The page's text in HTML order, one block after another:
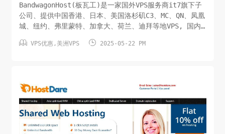
BandwagonHost(板瓦工)是一家国外VPS服务商it7旗下子
公司、提供中国香港、日本、美国洛杉矶C3、MC、QN、凤凰
城、纽约、弗里蒙特、加拿大、荷兰、迪拜等地VPS, 国内
提供30天全额退款保证。以前是做低端客户，后来砍掉低端
CPU：1 核/AMD内存：1 GB硬盘：20GB/SSD月流量：
1T/1Gbps虚拟架构：KVM系统：LinuxIP：1个/I...
 VPS优惠, 美洲VPS  2025-05-22 PM